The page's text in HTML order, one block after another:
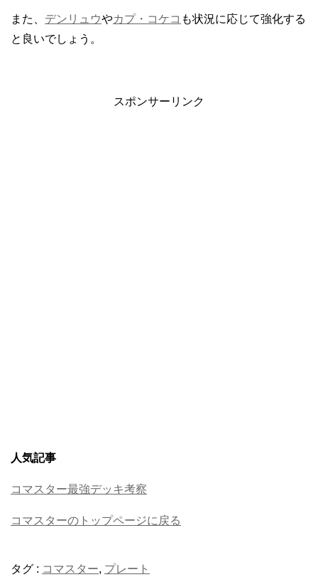
また、 デンリュウやカプ・コケコ も状況に応じて強化する
と良いでしょう。
スポンサーリンク
人気記事
コマスター最強デッキ考察
コマスターのトップページに戻る
タグ : コマスター, プレート